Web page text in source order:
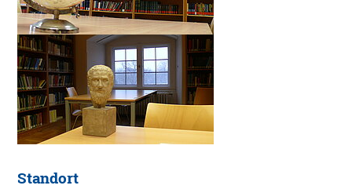
Standort